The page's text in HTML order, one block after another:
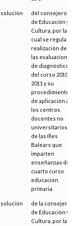
del consejero
de Educación y
Cultura, por la
cual se regula la
realización de
las evaluaciones
de diagnóstico
del curso 2010-
2011 y su
procedimiento
de aplicación a
los centros
docentes no
universitarios
de las Illes
Balears que
imparten
enseñanzas de
cuarto curso
educación
primaria
de la consejera
de Educación y
Cultura, por la